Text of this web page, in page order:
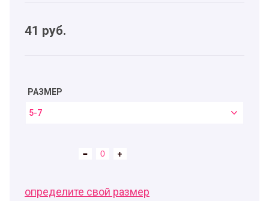
41 руб.
РАЗМЕР
5-7
определите свой размер